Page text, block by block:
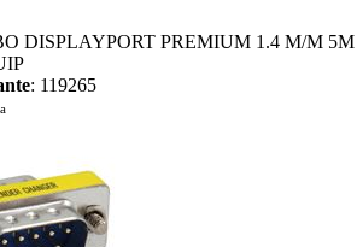
DISPLAYPORT PREMIUM 1.4 M/M 5M
: 119265